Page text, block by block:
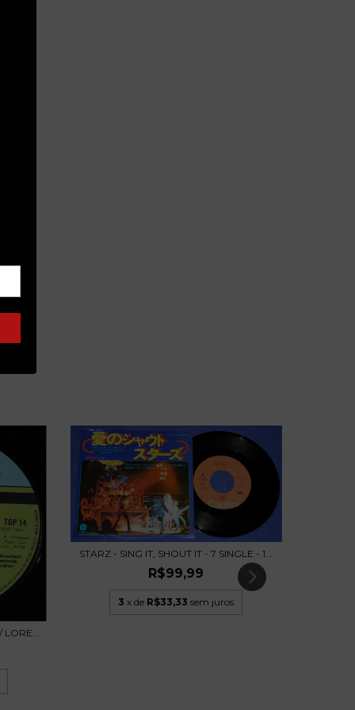
STARZ - SING IT, SHOUT IT - 7 SINGLE - 1...
R$99,99
3 x de R$33,33 sem juros